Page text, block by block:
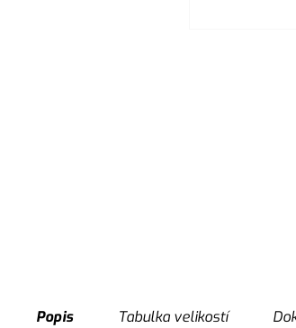
Popis Tabulka velikostí